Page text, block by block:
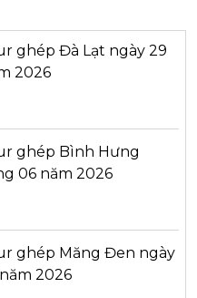
ghép Đà Lạt ngày 29
2026
ghép Bình Hưng
06 năm 2026
ghép Măng Đen ngày
2026